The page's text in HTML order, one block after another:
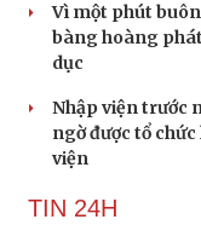
Vì một phút
bàng hoàng
dục
Nhập viện trước
ngờ được tổ
viện
TIN 24H